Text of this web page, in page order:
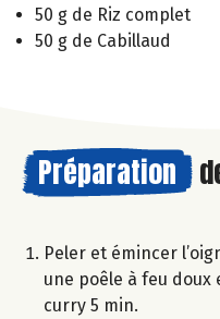
50 g de Riz complet
50 g de Cabillaud
Préparation
Peler et émincer
une poêle à feu doux
curry 5 min.